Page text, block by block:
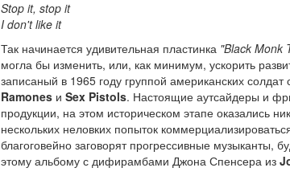
Stop it, stop it
I don't like it
Так начинается удивительная пластинка "Black Monk
могла бы изменить, или, как минимум, ускорить
записаный в 1965 году группой американских
Ramones иSex Pistols. Настоящие аутсайдеры и
продукции, на этом историческом этапе оказались
нескольких неловких попыток
благоговейно заговорят прогрессивные музыканты,
этому альбому с дифирамбами Джона Спенсера из